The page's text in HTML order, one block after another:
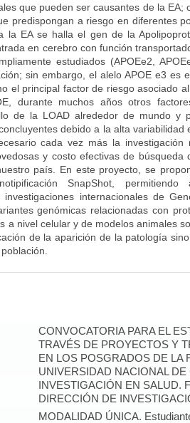
que pueden ser causantes de la EA;
predispongan a riesgo en diferentes
la EA se halla el gen de la
en cerebro con función
estudiados (APOEe2,
sin embargo, el alelo APOE e3 es
el principal factor de riesgo asociado
durante muchos años otros
de la LOAD alrededor de mundo y
debido a la alta variabilidad
cada vez más la investigación
y costo efectivas de búsqueda
país. En este proyecto, se
SnapShot, permitiendo
internacionales de
genómicas relacionadas con
a nivel celular y de modelos animales
de la aparición de la patología
CONVOCATORIA PARA EL
TRAVÉS DE PROYECTOS Y
EN LOS POSGRADOS DE LA
UNIVERSIDAD NACIONAL
INVESTIGACIÓN EN SALUD.
DIRECCIÓN DE
MODALIDAD ÚNICA.